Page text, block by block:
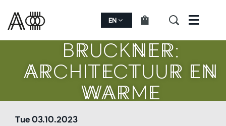
EN Menu
ANTON
BRUCKNER:
ARCHITECTUUR EN
WARME
MENSELIJKHEID
Tue 03.10.2023